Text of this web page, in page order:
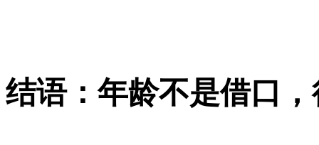
结语：年龄不是借口